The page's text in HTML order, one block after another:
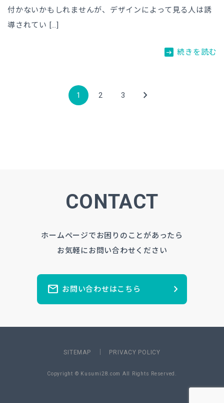
付かないかもしれませんが、デザインによって見る人は誘
導されてい […]
arrow_right_alt 続きを読む
1 2 3 chevron_right
CONTACT
ホームページでお困りのことがあったら
お気軽にお問い合わせください
mail お問い合わせはこちら chevron_right
SITEMAP PRIVACY POLICY
Copyright © Kusumi28.com All Rights Reserved.